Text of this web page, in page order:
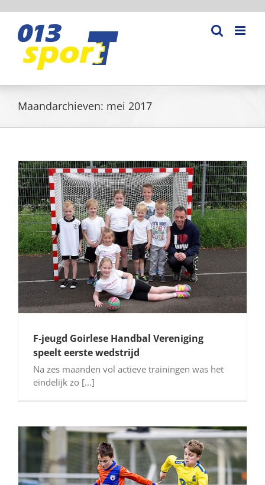
inhoud
Maandarchieven: mei 2017
F-jeugd Goirlese Handbal Vereniging
speelt eerste wedstrijd
Na zes maanden vol actieve trainingen was het
eindelijk zo [...]